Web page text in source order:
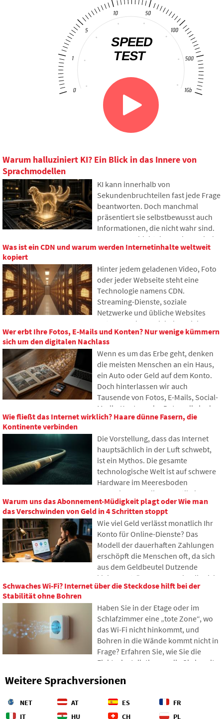
Warum halluziniert KI? Ein Blick in das Innere von
Sprachmodellen
KI kann innerhalb von
Sekundenbruchteilen fast jede Frage
beantworten. Doch manchmal
präsentiert sie selbstbewusst auch
Informationen, die nicht wahr sind.
Warum geschieht das und was sind
sogenannte KI-Halluzinationen? Im
Sprachmodelle funktionieren,
warum sie gelegentlich falsche
Antworten generieren und wie
Entwickler versuchen, dieses
Problem nach und nach zu
Was ist ein CDN und warum werden Internetinhalte weltweit
kopiert
Hinter jedem geladenen Video, Foto
oder jeder Webseite steht eine
Technologie namens CDN.
Streaming-Dienste, soziale
Netzwerke und übliche Websites
nutzen es, dennoch haben viele
Menschen noch nie davon gehört. Im
Artikel erklären wir, wofür diese
Abkürzung steht, wie sie
funktioniert, warum Internetinhalte
an verschiedenen Orten der Welt
gespeichert werden und warum das
heutige Internet kaum ohne sie
Wer erbt Ihre Fotos, E-Mails und Konten? Nur wenige kümmern
sich um den digitalen Nachlass
Wenn es um das Erbe geht, denken
die meisten Menschen an ein Haus,
ein Auto oder Geld auf dem Konto.
Doch hinterlassen wir auch
Tausende von Fotos, E-Mails, Social-
Media-Konten oder Daten, die in der
Cloud gespeichert sind. Was passiert
erhält Zugriff darauf? In diesem
Artikel betrachten wir, wie digitales
Erbe funktioniert, warum
Hinterbliebene mit den Daten
Probleme haben könnten und wie
Online-Spuren bringen kann.
Wie fließt das Internet wirklich? Haare dünne Fasern, die
Kontinente verbinden
Die Vorstellung, dass das Internet
hauptsächlich in der Luft schwebt,
ist ein Mythos. Die gesamte
technologische Welt ist auf schwere
Hardware im Meeresboden
angewiesen. In diesem Artikel
werden wir die Technologie der
Unterseekabel diskutieren. Sie
erfahren, wie Glasfasern
funktionieren, was das Verlegen von
Schiffen erfordert und wie sich die
Tiefen der Ozeane zu einem
geopolitischen Schlachtfeld
Warum uns das Abonnement-Müdigkeit plagt oder Wie man
das Verschwinden von Geld in 4 Schritten stoppt
Wie viel Geld verlässt monatlich Ihr
Konto für Online-Dienste? Das
Modell der dauerhaften Zahlungen
erschöpft die Menschen oft, da sich
aus dem Geldbeutel Dutzende
kleiner Beträge ansammeln, die sich
allmählich zu unerwartet hohen
stützen wir uns auf frische Daten aus
dem Jahr 2026, zeigen den enormen
Unterschied zwischen unseren
Schätzungen und der Realität und
bieten vier konkrete Schritte an, um
Kontrolle zu haben.
Schwaches Wi-Fi? Internet über die Steckdose hilft bei der
Stabilität ohne Bohren
Haben Sie in der Etage oder im
Schlafzimmer eine „tote Zone“, wo
das Wi-Fi nicht hinkommt, und
Bohren in die Wände kommt nicht in
Frage? Erfahren Sie, wie Sie die
Elektroinstallationen, die Sie bereits
Datenübertragung über das
Artikel zeigen wir Ihnen, wie ein
Weitere Sprachversionen
NET AT ES
FR
IT
HU CH PL